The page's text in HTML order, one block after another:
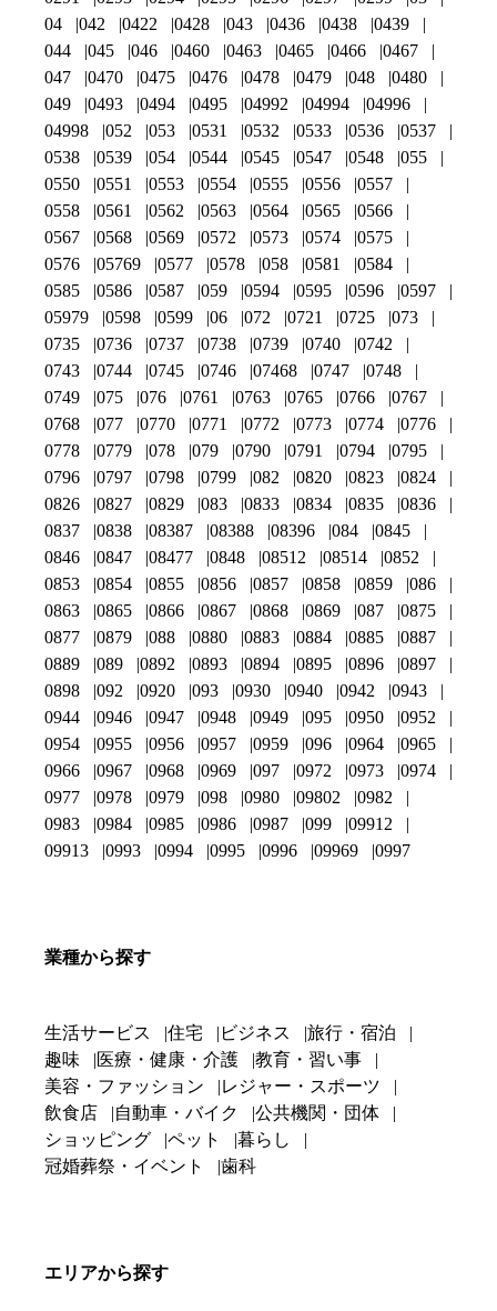
04
042 0422 0428 043 0436 0438
0439
044
045 046 0460 0463 0465 0466
0467
047
0470 0475 0476 0478 0479 048
0480
049
0493 0494 0495 04992 04994
04996
04998
052 053 0531 0532 0533 0536
0537
0538
0539 054 0544 0545 0547 0548
055
0550
0551 0553 0554 0555 0556
0557
0558
0561 0562 0563 0564 0565
0566
0567
0568 0569 0572 0573 0574
0575
0576
05769 0577 0578 058 0581
0584
0585
0586 0587 059 0594 0595 0596
0597
05979
0598 0599 06 072 0721 0725
073
0735
0736 0737 0738 0739 0740
0742
0743
0744 0745 0746 07468 0747
0748
0749
075 076 0761 0763 0765 0766
0767
0768
077 0770 0771 0772 0773 0774
0776
0778
0779 078 079 0790 0791 0794
0795
0796
0797 0798 0799 082 0820 0823
0824
0826
0827 0829 083 0833 0834 0835
0836
0837
0838 08387 08388 08396 084
0845
0846
0847 08477 0848 08512 08514
0852
0853
0854 0855 0856 0857 0858 0859
086
0863
0865 0866 0867 0868 0869 087
0875
0877
0879 088 0880 0883 0884 0885
0887
0889
089 0892 0893 0894 0895 0896
0897
0898
092 0920 093 0930 0940 0942
0943
0944
0946 0947 0948 0949 095 0950
0952
0954
0955 0956 0957 0959 096 0964
0965
0966
0967 0968 0969 097 0972 0973
0974
0977
0978 0979 098 0980 09802
0982
0983
0984 0985 0986 0987 099
09912
09913
0993 0994 0995 0996 09969 0997
業種から探す
生活サービス 住宅 ビジネス
旅行・宿泊
趣味
医療・健康・介護
教育・習い事
美容・ファッション
レジャー・スポーツ
飲食店
自動車・バイク
公共機関・団体
ショッピング
ペット
暮らし
冠婚葬祭・イベント
歯科
エリアから探す